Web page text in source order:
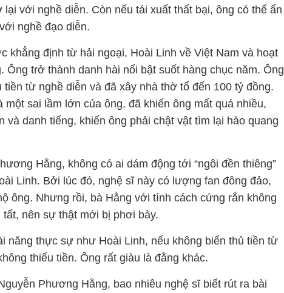
lại với nghề diễn. Còn nếu tái xuất thất bại, ông có thể ẩn
nghề đạo diễn.
khẳng định từ hải ngoại, Hoài Linh về Việt Nam và hoạt
Ông trở thành danh hài nổi bật suốt hàng chục năm. Ông
tiền từ nghề diễn và đã xây nhà thờ tổ đến 100 tỷ đồng.
một sai lầm lớn của ông, đã khiến ông mất quá nhiều,
và danh tiếng, khiến ông phải chật vật tìm lại hào quang
Hằng, không có ai dám động tới “ngôi đền thiêng”
Linh. Bởi lúc đó, nghệ sĩ này có lượng fan đông đảo,
ông. Nhưng rồi, bà Hằng với tính cách cứng rắn không
tất, nên sự thật mới bị phơi bày.
năng thực sự như Hoài Linh, nếu không biển thủ tiền từ
thiếu tiền. Ông rất giàu là đằng khác.
Phương Hằng, bao nhiêu nghệ sĩ biết rút ra bài